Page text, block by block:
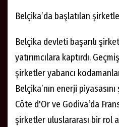
Belçika’da başlatılan
Belçika devleti başarılı
yatırımcılara kaptırdı.
şirketler yabancı
Belçika’nın enerji
Côte d'Or ve Godiva‘da
şirketler uluslararası bir rol